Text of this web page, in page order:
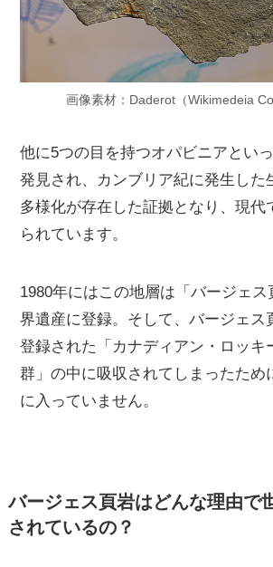
画像素材：Daderot（Wikimedeia
他に5つの目を持つオパビニアとい
発見され、カンブリア紀に発生した
多様化が存在した証拠となり、現代
られています。
1980年にはこの地層は「バージェ
界遺産に登録。そして、バージェス
登録された「カナディアン・ロッキ
群」の中に吸収されてしまったため
に入っていません。
バージェス頁岩はどんな理由で
されているの？